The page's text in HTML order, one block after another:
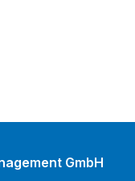
GmbH